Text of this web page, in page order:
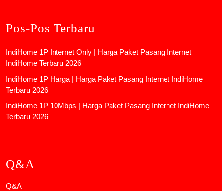
Pos-Pos Terbaru
IndiHome 1P Internet Only | Harga Paket Pasang Internet
IndiHome Terbaru 2026
IndiHome 1P Harga | Harga Paket Pasang Internet IndiHome
Terbaru 2026
IndiHome 1P 10Mbps | Harga Paket Pasang Internet IndiHome
Terbaru 2026
Q&A
Q&A